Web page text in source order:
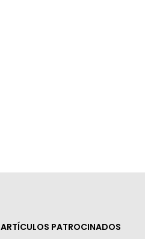
ARTÍCULOS PATROCINADOS